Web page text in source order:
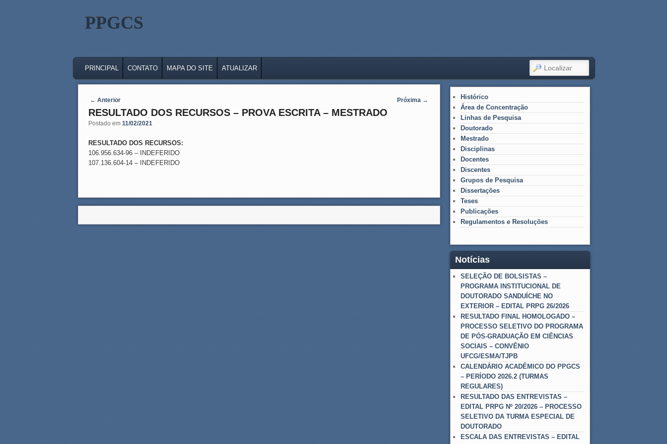
PPGCS
SKIP TO PRIMARY CONTENT
SKIP TO SECONDARY CONTENT
PRINCIPAL CONTATO MAPA DO SITE ATUALIZAR LOCALIZAR
Post navigation
← Anterior Próxima →
RESULTADO DOS RECURSOS – PROVA ESCRITA – MESTRADO
Postado em 11/02/2021
RESULTADO DOS RECURSOS:
106.956.634-96 – INDEFERIDO
107.136.604-14 – INDEFERIDO
Histórico
Área de Concentração
Linhas de Pesquisa
Doutorado
Mestrado
Disciplinas
Docentes
Discentes
Grupos de Pesquisa
Dissertações
Teses
Publicações
Regulamentos e Resoluções
Notícias
SELEÇÃO DE BOLSISTAS –
PROGRAMA INSTITUCIONAL DE
DOUTORADO SANDUÍCHE NO
EXTERIOR – EDITAL PRPG 26/2026
RESULTADO FINAL HOMOLOGADO –
PROCESSO SELETIVO DO PROGRAMA
DE PÓS-GRADUAÇÃO EM CIÊNCIAS
SOCIAIS – CONVÊNIO
UFCG/ESMA/TJPB
CALENDÁRIO ACADÊMICO DO PPGCS
– PERÍODO 2026.2 (TURMAS
REGULARES)
RESULTADO DAS ENTREVISTAS –
EDITAL PRPG Nº 20/2026 – PROCESSO
SELETIVO DA TURMA ESPECIAL DE
DOUTORADO
ESCALA DAS ENTREVISTAS – EDITAL